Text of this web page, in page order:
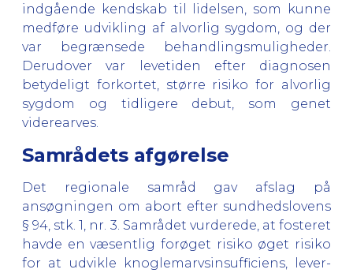
indgående kendskab til lidelsen, som kunne
medføre udvikling af alvorlig sygdom, og der
var begrænsede behandlingsmuligheder.
Derudover var levetiden efter diagnosen
betydeligt forkortet, større risiko for alvorlig
sygdom og tidligere debut, som genet
viderearves.
Samrådets afgørelse
Det regionale samråd gav afslag på
ansøgningen om abort efter sundhedslovens
§ 94, stk. 1, nr. 3. Samrådet vurderede, at fosteret
havde en væsentlig forøget risiko øget risiko
for at udvikle knoglemarvsinsufficiens, lever-